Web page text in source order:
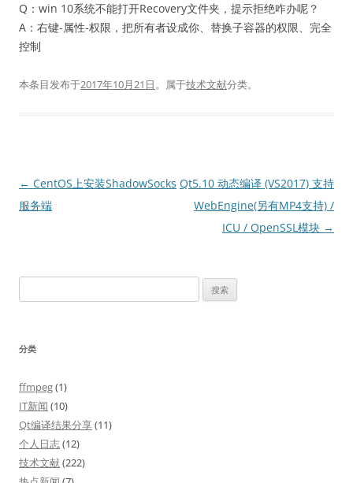
Q：win 10系统不能打开Recovery文件夹，提示拒绝咋办呢？
A：右键-属性-权限，把所有者设成你、替换子容器的权限、完全
控制
本条目发布于2017年10月21日。属于技术文献分类。
文
章
← CentOS上安装ShadowSocks
服务端
Qt5.10 动态编译 (VS2017) 支持
WebEngine(另有MP4支持) /
ICU / OpenSSL模块 →
索：
分类
ffmpeg(1)
IT新闻 (10)
Qt编译结果分享(11)
个人日志(12)
技术文献(222)